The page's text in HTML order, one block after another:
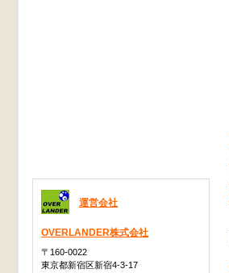
運営会社
OVERLANDER株式会社
〒160-0022
東京都新宿区新宿4-3-17